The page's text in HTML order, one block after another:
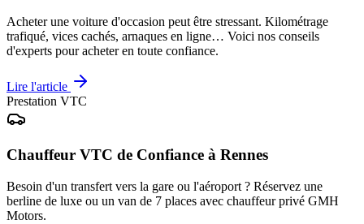
Acheter une voiture d'occasion peut être stressant. Kilométrage
trafiqué, vices cachés, arnaques en ligne… Voici nos conseils
d'experts pour acheter en toute confiance.
Lire l'article
Prestation VTC
Chauffeur VTC de Confiance à Rennes
Besoin d'un transfert vers la gare ou l'aéroport ? Réservez une
berline de luxe ou un van de 7 places avec chauffeur privé GMH
Motors.